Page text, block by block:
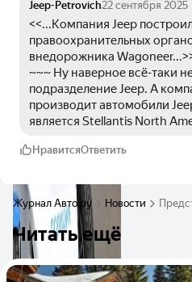
Jeep-Petrovich22 сентября 2025
<<...Компания Jeep
правоохранительных
внедорожника
~~~ Ну наверное всё-таки
подразделение Jeep. А
производит автомобили
является Stellantis North
НравитсяОтветить
Журнал Авто.ру Новости
Читать ещё